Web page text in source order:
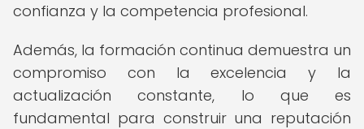
confianza y la competencia profesional.
Además, la formación continua demuestra un
compromiso con la excelencia y la
actualización constante, lo que es
fundamental para construir una reputación